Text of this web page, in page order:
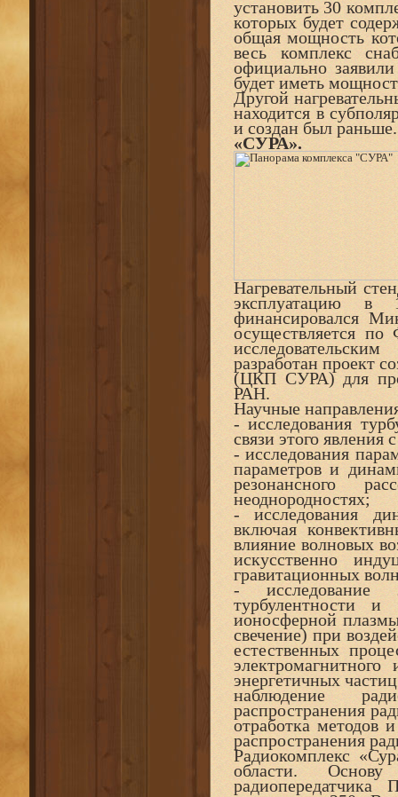
установить 30
которых будет
общая мощность
весь комплекс
официально
будет иметь
Другой
находится в
и создан был раньше.
«СУРА».
Нагревательный
эксплуатацию в
финансировался
осуществляется по
разработан проект
(ЦКП СУРА) для
РАН.
Научные
- исследования
связи этого
- исследования
параметров и
резонансного
неоднородностях;
- исследования
включая
влияние волновых
искусственно
гравитационных
- исследование
турбулентности и
ионосферной
свечение) при
естественных
энергетичных
наблюдение
распространения
отработка методов
распространения
Радиокомплекс
области.